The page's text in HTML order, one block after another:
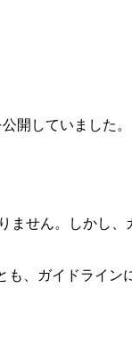
公開していました
せん。しかし
、ガイドライ